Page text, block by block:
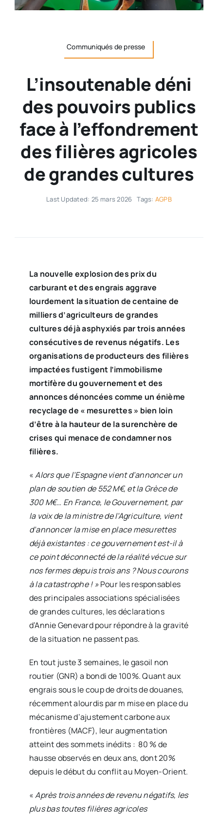
Communiqués de presse
L’insoutenable déni
des pouvoirs publics
face à l’effondrement
des filières agricoles
de grandes cultures
Last Updated: 25 mars 2026 Tags: AGPB
La nouvelle explosion des prix du
carburant et des engrais aggrave
lourdement la situation de centaine de
milliers d’agriculteurs de grandes
cultures déjà asphyxiés par trois années
consécutives de revenus négatifs. Les
organisations de producteurs des filières
impactées fustigent l’immobilisme
mortifère du gouvernement et des
annonces dénoncées comme un énième
recyclage de « mesurettes » bien loin
d’être à la hauteur de la surenchère de
crises qui menace de condamner nos
filières.
«Alors que l’Espagne vient d’annoncer un
plan de soutien de 552 M€, et la Grèce de
300 M€… En France, le Gouvernement, par
la voix de la ministre de l’Agriculture, vient
d’annoncer la mise en place mesurettes
déjà existantes : ce gouvernement est-il à
ce point déconnecté de la réalité vécue sur
nos fermes depuis trois ans ? Nous courons
à la catastrophe ! »Pour les responsables
des principales associations spécialisées
de grandes cultures, les déclarations
d’Annie Genevard pour répondre à la gravité
de la situation ne passent pas.
En tout juste 3 semaines, le gasoil non
routier (GNR) a bondi de 100%. Quant aux
engrais sous le coup de droits de douanes,
récemment alourdis par m mise en place du
mécanisme d’ajustement carbone aux
frontières (MACF), leur augmentation
atteint des sommets inédits : 80 % de
hausse observés en deux ans, dont 20%
depuis le début du conflit au Moyen-Orient.
«Après trois années de revenu négatifs, les
plus bas toutes filières agricoles